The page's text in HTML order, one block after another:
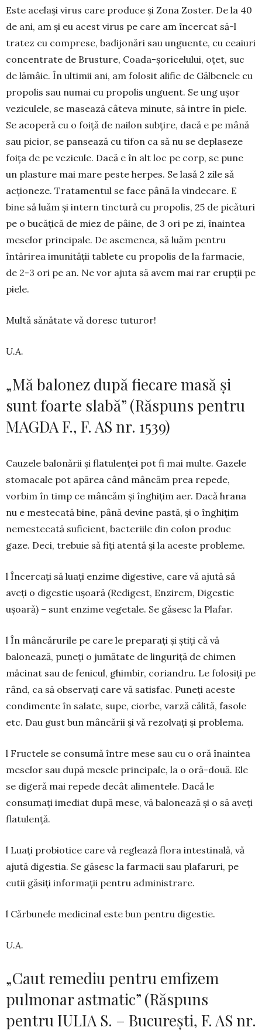
Este același virus care produce și Zona Zoster. De la 40
de ani, am și eu acest virus pe care am încercat să-l
tratez cu comprese, badijonări sau unguente, cu ceaiuri
concentrate de Brusture, Coa­da-șoricelului, oțet, suc
de lămâie. În ultimii ani, am folosit alifie de Gălbenele cu
pro­polis sau numai cu propolis un­gu­ent. Se ung ușor
veziculele, se masează câteva minute, să intre în piele.
Se acoperă cu o foiță de nai­lon subțire, dacă e pe mână
sau picior, se pansează cu tifon ca să nu se deplaseze
foița de pe vezicule. Dacă e în alt loc pe corp, se pune
un plasture mai mare peste herpes. Se lasă 2 zile să
acționeze. Tratamentul se face până la vindecare. E
bine să luăm și intern tinctură cu propolis, 25 de picături
pe o bucățică de miez de pâine, de 3 ori pe zi, înaintea
meselor principale. De asemenea, să luăm pentru
întărirea imunității tablete cu propolis de la farmacie,
de 2-3 ori pe an. Ne vor ajuta să avem mai rar erupții pe
piele.
Multă sănătate vă doresc tuturor!
U.A.
„Mă balonez după fiecare masă și
sunt foarte slabă” (Răspuns pentru
MAGDA F., F. AS nr. 1539)
Cauzele balonării și flatulenței pot fi mai multe. Gazele
stomacale pot apărea când mâncăm prea repede,
vorbim în timp ce mâncăm și înghițim aer. Dacă hrana
nu e mestecată bine, până devine pastă, și o înghițim
nemestecată suficient, bacteriile din colon produc
gaze. Deci, trebuie să fiți atentă și la aceste probleme.
l Încercați să luați enzime digestive, care vă ajută să
aveți o digestie ușoară (Redigest, Enzirem, Digestie
ușoară) – sunt enzime vegetale. Se găsesc la Plafar.
l În mâncărurile pe care le preparați și știți că vă
balonează, puneți o jumătate de linguriță de chi­men
măcinat sau de fenicul, ghimbir, coriandru. Le folosiți pe
rând, ca să observați care vă satisfac. Puneți aceste
condimente în salate, supe, ciorbe, var­ză călită, fasole
etc. Dau gust bun mâncării și vă rezolvați și problema.
l Fructele se consumă între mese sau cu o oră înaintea
meselor sau după mesele principale, la o oră-două. Ele
se digeră mai repede decât alimen­tele. Dacă le
consumați imediat după mese, vă balonează și o să aveți
flatulență.
l Luați probiotice care vă reglează flora intesti­nală, vă
ajută digestia. Se găsesc la farmacii sau pla­faruri, pe
cutii găsiți informații pentru admi­nistrare.
l Cărbunele medicinal este bun pentru di­gestie.
U.A.
„Caut remediu pentru emfizem
pulmonar astmatic” (Răspuns
pentru IULIA S. – București, F. AS nr.